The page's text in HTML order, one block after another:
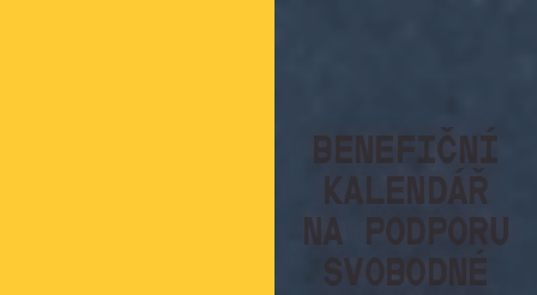
BENEFIČNÍ
KALENDÁŘ
NA PODPORU
SVOBODNÉ